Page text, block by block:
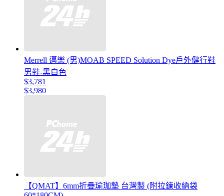
Merrell 邁樂 (男)MOAB SPEED Solution Dye戶外健行鞋
男鞋-黑白色
$3,781
$3,980
【QMAT】6mm折疊瑜珈墊 台灣製 (附拉鍊收納袋